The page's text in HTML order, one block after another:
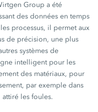
Group a été
des données en temps
processus, il permet aux
de précision, une plus
systèmes de
intelligent pour les
des matériaux, pour
par exemple dans
attiré les foules.